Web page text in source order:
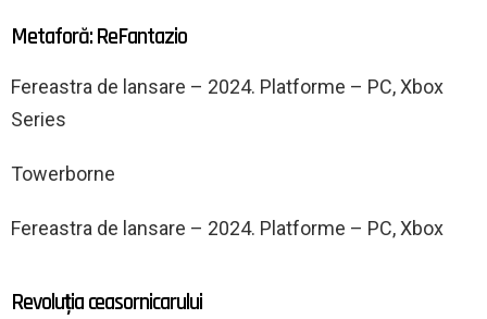
Metaforă: ReFantazio
Fereastra de lansare – 2024. Platforme – PC, Xbox
Series
Towerborne
Fereastra de lansare – 2024. Platforme – PC, Xbox
Revoluția ceasornicarului